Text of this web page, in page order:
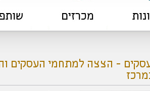
- הצצה למתחמי העסקים